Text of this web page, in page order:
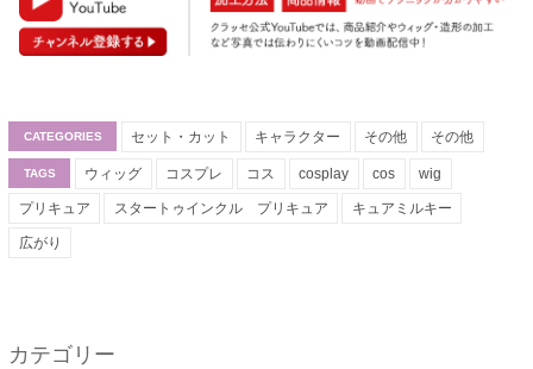
CATEGORIES セット・カット キャラクター その他 その他
TAGS ウィッグ コスプレ コス cosplay cos wig
プリキュア スタートゥインクル プリキュア キュアミルキー
広がり
カテゴリー